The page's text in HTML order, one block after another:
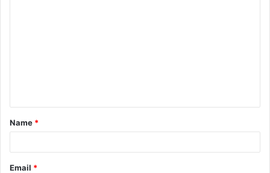
Name *
Email *